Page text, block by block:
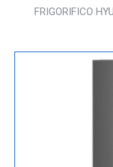
FRIGORIFICO